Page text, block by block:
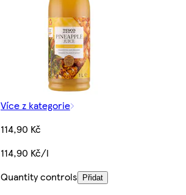
Více z kategorie
114,90 Kč
114,90 Kč/l
Quantity controls
Přidat